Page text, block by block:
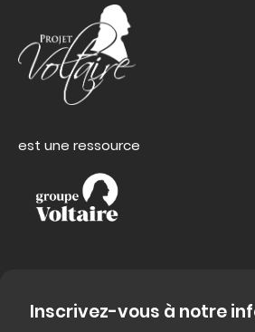
est une ressource
Inscrivez-vous à notre